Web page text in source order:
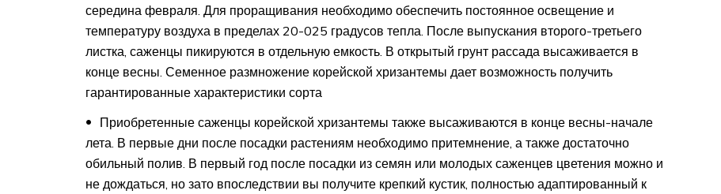
середина февраля. Для проращивания необходимо обеспечить постоянное освещение и
температуру воздуха в пределах 20-025 градусов тепла. После выпускания второго-третьего
листка, саженцы пикируются в отдельную емкость. В открытый грунт рассада высаживается в
конце весны. Семенное размножение корейской хризантемы дает возможность получить
гарантированные характеристики сорта
Приобретенные саженцы корейской хризантемы также высаживаются в конце весны-начале
лета. В первые дни после посадки растениям необходимо притемнение, а также достаточно
обильный полив. В первый год после посадки из семян или молодых саженцев цветения можно и
не дождаться, но зато впоследствии вы получите крепкий кустик, полностью адаптированный к